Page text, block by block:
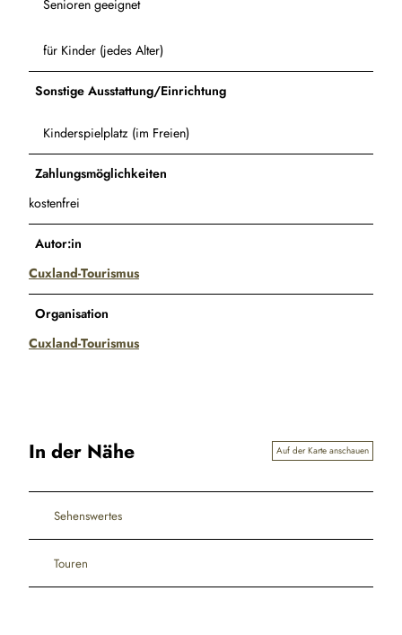
Senioren geeignet
für Kinder (jedes Alter)
Sonstige Ausstattung/Einrichtung
Kinderspielplatz (im Freien)
Zahlungsmöglichkeiten
kostenfrei
Autor:in
Cuxland-Tourismus
Organisation
Cuxland-Tourismus
In der Nähe Auf der Karte anschauen
Sehenswertes
Touren